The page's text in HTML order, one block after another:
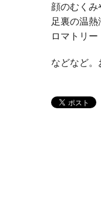
顔のむくみ
足裏の温
ロマトリ
などなど。